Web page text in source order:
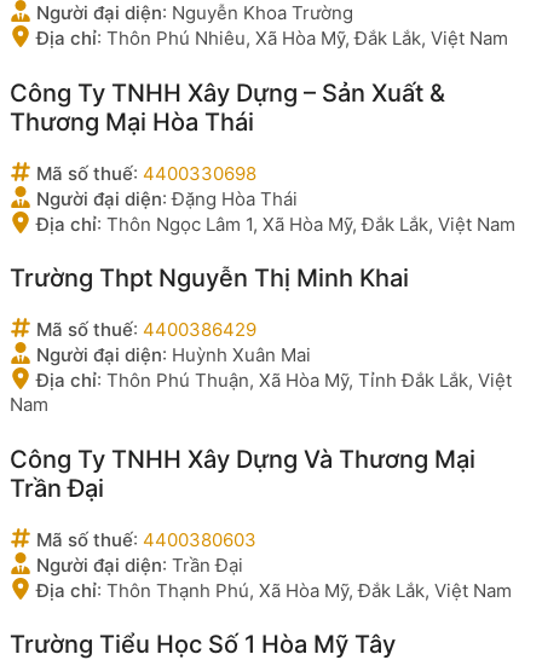
Người đại diện: Nguyễn Khoa Trường
Địa chỉ: Thôn Phú Nhiêu, Xã Hòa Mỹ, Đắk Lắk, Việt Nam
Công Ty TNHH Xây Dựng – Sản Xuất &
Thương Mại Hòa Thái
Mã số thuế: 4400330698
Người đại diện:Đặng Hòa Thái
Địa chỉ: Thôn Ngọc Lâm 1, Xã Hòa Mỹ, Đắk Lắk, Việt Nam
Trường Thpt Nguyễn Thị Minh Khai
Mã số thuế: 4400386429
Người đại diện: Huỳnh Xuân Mai
Địa chỉ: Thôn Phú Thuận, Xã Hòa Mỹ, Tỉnh Đắk Lắk, Việt
Nam
Công Ty TNHH Xây Dựng Và Thương Mại
Trần Đại
Mã số thuế: 4400380603
Người đại diện: Trần Đại
Địa chỉ: Thôn Thạnh Phú, Xã Hòa Mỹ, Đắk Lắk, Việt Nam
Trường Tiểu Học Số 1 Hòa Mỹ Tây